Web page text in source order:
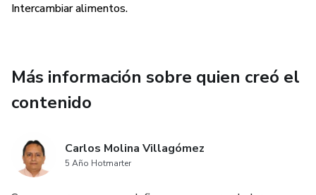
Intercambiar alimentos.
Más información sobre quien creó el
contenido
Carlos Molina Villagómez
5 Año Hotmarter